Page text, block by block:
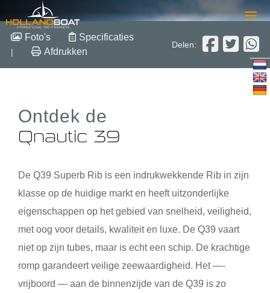
Qnautic 39
€ 419.000,- excl btw
Foto's Specificaties
| Afdrukken
Delen:
Ontdek de
Qnautic 39
De Q39 Superb Rib is een indrukwekkende Rib in zijn
klasse op de huidige markt en heeft uitzonderlijke
eigenschappen op het gebied van snelheid, veiligheid,
met oog voor details, kwaliteit en luxe. De Q39 vaart
niet op zijn tubes, maar is echt een schip. De krachtige
romp garandeert veilige zeewaardigheid. Het —-
vrijboord — aan de binnenzijde van de Q39 is zo